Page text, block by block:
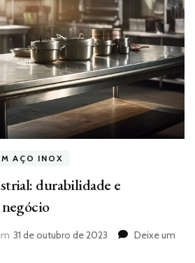
AÇO INOX
durabilidade e
negócio
31 de outubro de 2023
Deixe um